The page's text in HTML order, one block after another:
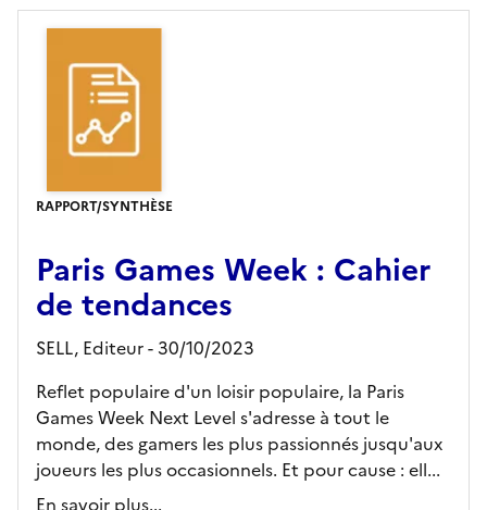
RAPPORT/SYNTHÈSE
Paris Games Week : Cahier
de tendances
SELL, Editeur- 30/10/2023
Reflet populaire d'un loisir populaire, la Paris
Games Week Next Level s'adresse à tout le
monde, des gamers les plus passionnés jusqu'aux
joueurs les plus occasionnels. Et pour cause : ell...